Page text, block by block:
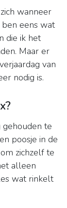
wanneer
eens wat
die ik het
Maar er
van
nodig is.
te
poosje in de
zichzelf te
alleen
wat rinkelt